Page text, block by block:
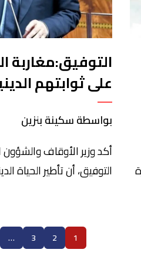
التوفيق:مغاربة
على ثوابتهم
من أولويات وزارة
والشؤون الإسلامية
بواسطة سكينة بنزين
أكد وزير الأوقاف والشؤون
التوفيق، أن تأطير الحياة
وصون هويتهم. وأوضح
على السؤال الذي تقدم به
1
2
3
…